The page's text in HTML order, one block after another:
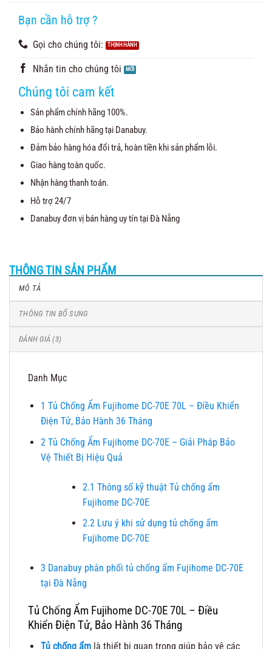
đánh giá
Bạn cần hỗ trợ ?
Gọi cho chúng tôi:
Nhắn tin cho chúng tôi
Chúng tôi cam kết
Sản phẩm chính hãng 100%.
Bảo hành chính hãng tại Danabuy.
Đảm bảo hàng hóa đổi trả, hoàn tiền khi sản phẩm lỗi.
Giao hàng toàn quốc.
Nhận hàng thanh toán.
Hỗ trợ 24/7
Danabuy đơn vị bán hàng uy tín tại Đà Nẵng
THÔNG TIN SẢN PHẨM
MÔ TẢ
THÔNG TIN BỔ SUNG
ĐÁNH GIÁ (3)
Danh Mục
1 Tủ Chống Ẩm Fujihome DC-70E 70L – Điều Khiển
Điện Tử, Bảo Hành 36 Tháng
2Tủ Chống Ẩm Fujihome DC-70E – Giải Pháp Bảo
Vệ Thiết Bị Hiệu Quả
2.1 Thông số kỹ thuật Tủ chống ẩm
Fujihome DC-70E
2.2Lưu ý khi sử dụng tủ chống ẩm
Fujihome DC-70E
3 Danabuy phân phối tủ chống ẩm Fujihome DC-70E
tại Đà Nẵng
Tủ Chống Ẩm Fujihome DC-70E 70L – Điều
Khiển Điện Tử, Bảo Hành 36 Tháng
Tủ chống ẩmlà thiết bị quan trọng giúp bảo vệ các